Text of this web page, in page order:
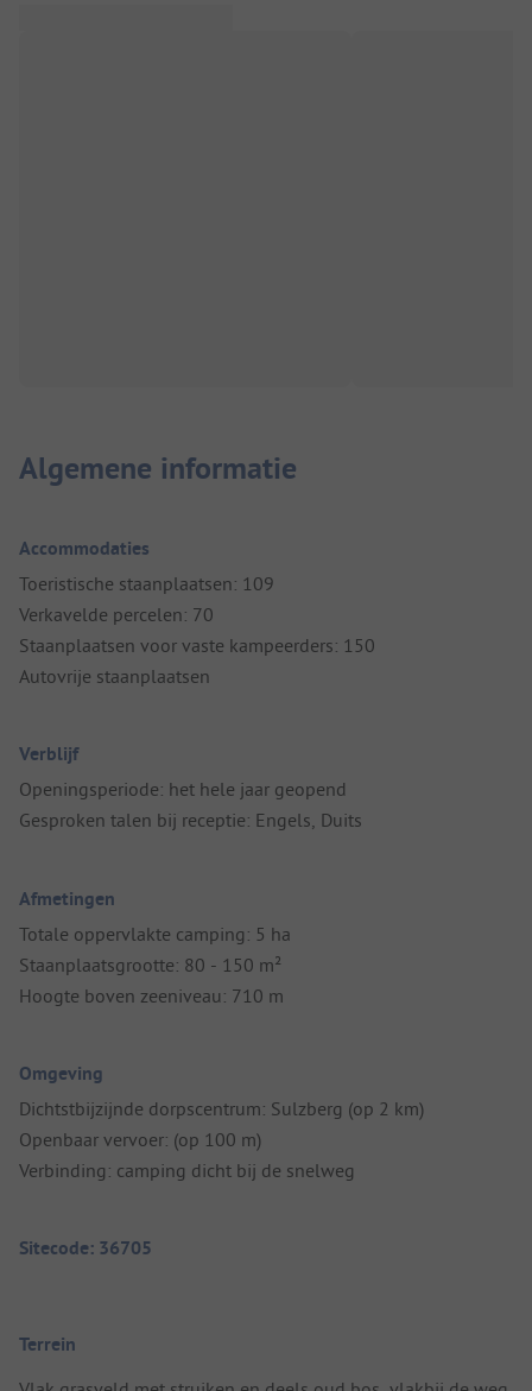
Algemene informatie
Accommodaties
Toeristische staanplaatsen: 109
Verkavelde percelen: 70
Staanplaatsen voor vaste kampeerders: 150
Autovrije staanplaatsen
Verblijf
Openingsperiode: het hele jaar geopend
Gesproken talen bij receptie: Engels, Duits
Afmetingen
Totale oppervlakte camping: 5 ha
Staanplaatsgrootte: 80 - 150 m²
Hoogte boven zeeniveau: 710 m
Omgeving
Dichtstbijzijnde dorpscentrum: Sulzberg (op 2 km)
Openbaar vervoer: (op 100 m)
Verbinding: camping dicht bij de snelweg
Sitecode: 36705
Terrein